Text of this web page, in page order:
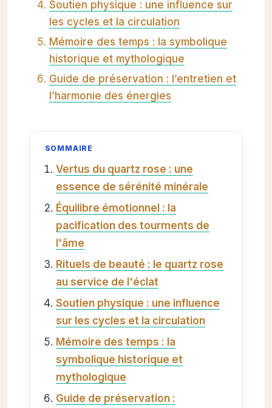
Soutien physique : une influence sur
les cycles et la circulation
Mémoire des temps : la symbolique
historique et mythologique
Guide de préservation : l’entretien et
l’harmonie des énergies
SOMMAIRE
Vertus du quartz rose : une
essence de sérénité minérale
Équilibre émotionnel : la
pacification des tourments de
l'âme
Rituels de beauté : le quartz rose
au service de l'éclat
Soutien physique : une influence
sur les cycles et la circulation
Mémoire des temps : la
symbolique historique et
mythologique
Guide de préservation :